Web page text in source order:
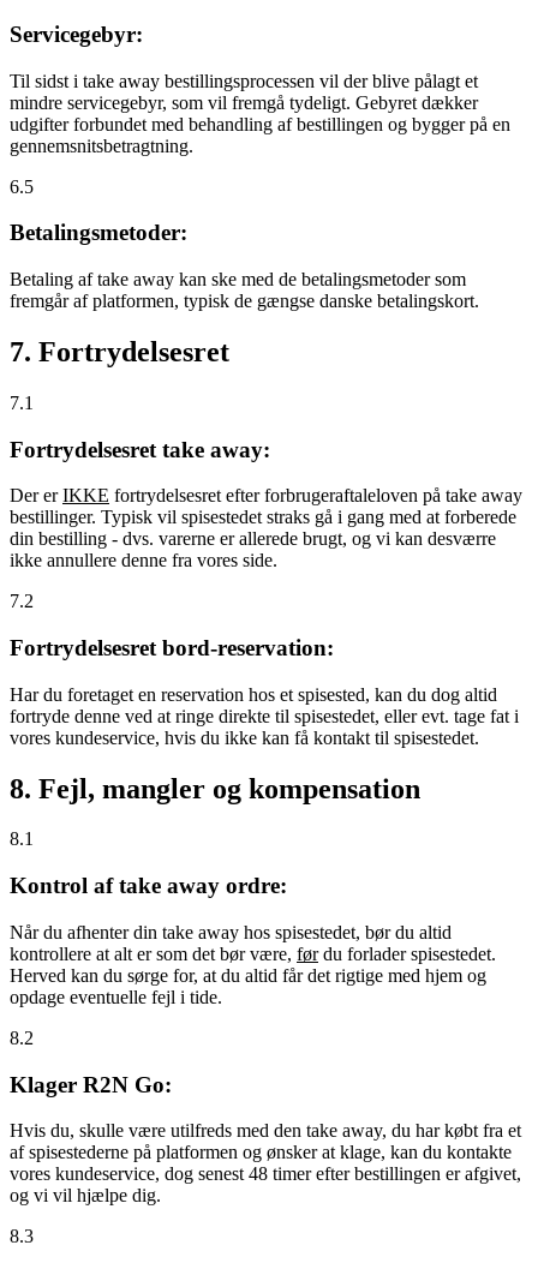
Servicegebyr:
Til sidst i take away bestillingsprocessen vil der blive pålagt et
mindre servicegebyr, som vil fremgå tydeligt. Gebyret dækker
udgifter forbundet med behandling af bestillingen og bygger på en
gennemsnitsbetragtning.
6.5
Betalingsmetoder:
Betaling af take away kan ske med de betalingsmetoder som
fremgår af platformen, typisk de gængse danske betalingskort.
7. Fortrydelsesret
7.1
Fortrydelsesret take away:
Der erIKKE fortrydelsesret efter forbrugeraftaleloven på take away
bestillinger. Typisk vil spisestedet straks gå i gang med at forberede
din bestilling - dvs. varerne er allerede brugt, og vi kan desværre
ikke annullere denne fra vores side.
7.2
Fortrydelsesret bord-reservation:
Har du foretaget en reservation hos et spisested, kan du dog altid
fortryde denne ved at ringe direkte til spisestedet, eller evt. tage fat i
vores kundeservice, hvis du ikke kan få kontakt til spisestedet.
8. Fejl, mangler og kompensation
8.1
Kontrol af take away ordre:
Når du afhenter din take away hos spisestedet, bør du altid
kontrollere at alt er som det bør være, førdu forlader spisestedet.
Herved kan du sørge for, at du altid får det rigtige med hjem og
opdage eventuelle fejl i tide.
8.2
Klager R2N Go:
Hvis du, skulle være utilfreds med den take away, du har købt fra et
af spisestederne på platformen og ønsker at klage, kan du kontakte
vores kundeservice, dog senest 48 timer efter bestillingen er afgivet,
og vi vil hjælpe dig.
8.3